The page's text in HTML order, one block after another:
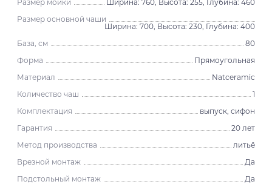
Размер мойки
Ширина: 760, Высота: 255, Глубина: 460
Размер основной чаши
Ширина: 700, Высота: 230, Глубина: 400
База, см
80
Форма
Прямоугольная
Материал
Natceramic
Количество чаш
1
Комплектация
выпуск, сифон
Гарантия
20 лет
Метод производства
литьё
Врезной монтаж
Да
Подстольный монтаж
Да